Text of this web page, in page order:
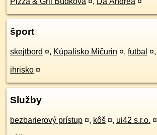
šport
skejtbord ¤, Kúpalisko Mičurin ¤, futbal ¤,
ihrisko ¤
Služby
bezbarierový prístup ¤, kôš ¤, ui42 s.r.o. ¤